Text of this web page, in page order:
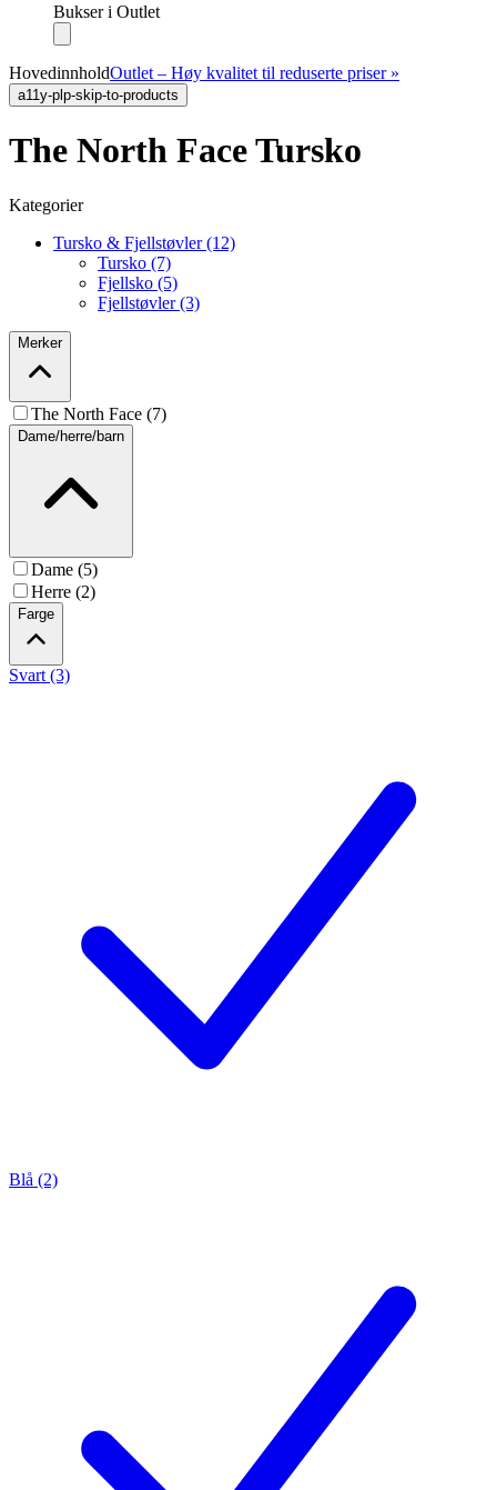
Bukser i Outlet
HovedinnholdOutlet – Høy kvalitet til reduserte priser »
a11y-plp-skip-to-products
The North Face Tursko
Kategorier
Tursko & Fjellstøvler (12)
Tursko (7)
Fjellsko (5)
Fjellstøvler (3)
Merker
The North Face (7)
Dame/herre/barn
Dame (5)
Herre (2)
Farge
Svart (3)
Blå (2)